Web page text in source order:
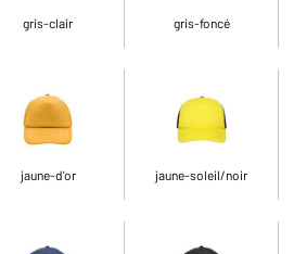
gris-clair gris-foncé
jaune-d'or jaune-soleil/noir